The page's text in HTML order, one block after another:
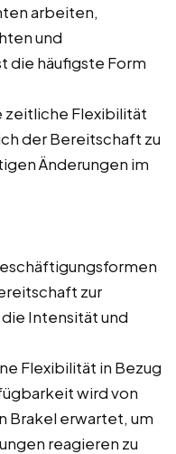
arbeiten,
und
die häufigste Form
zeitliche Flexibilität
der Bereitschaft zu
Änderungen im
zur
Intensität und
Flexibilität in Bezug
wird von
Brakel erwartet, um
reagieren zu